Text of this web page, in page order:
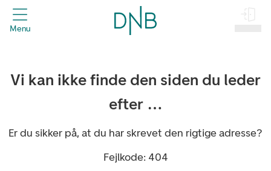
header.title
Menu
Vi kan ikke finde den siden du leder
efter …
Er du sikker på, at du har skrevet den rigtige adresse?
Fejlkode: 404